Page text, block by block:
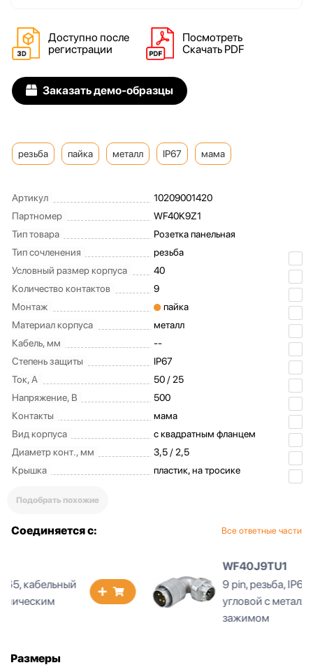
Доступно после
регистрации
Посмотреть
Скачать PDF
Заказать демо-образцы
резьба пайка металл IP67 мама
Артикул
10209001420
Партномер
WF40K9Z1
Тип товара
Розетка панельная
Тип сочленения
резьба
Условный размер корпуса
40
Количество контактов
9
Монтаж
пайка
Материал корпуса
металл
Кабель, мм
--
Степень защиты
IP67
Ток, А
50 / 25
Напряжение, В
500
Контакты
мама
Вид корпуса
с квадратным фланцем
Диаметр конт., мм
3,5 / 2,5
Крышка
пластик, на тросике
Подобрать похожие
Соединяется с: Все ответные части
9 pin, резьба, IP65, кабельный
угловой с металлическим
Размеры